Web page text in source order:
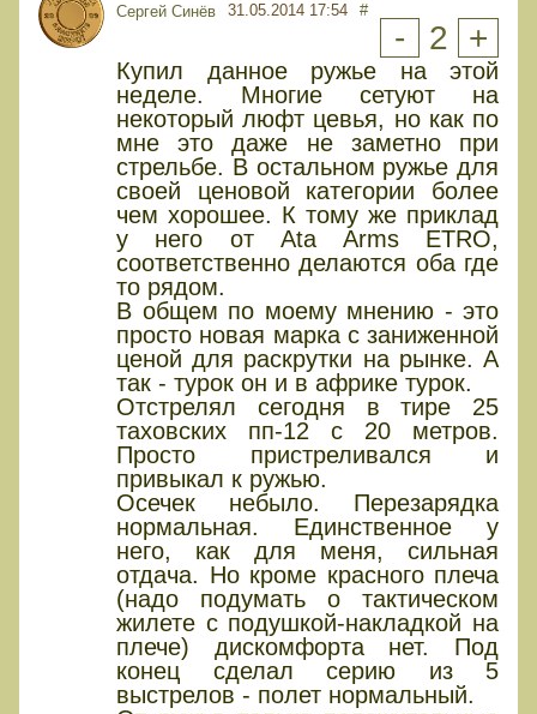
Сергей Синёв 31.05.2014 17:54 #
- 2 +
Купил данное ружье на этой
неделе. Многие сетуют на
некоторый люфт цевья, но как по
мне это даже не заметно при
стрельбе. В остальном ружье для
своей ценовой категории более
чем хорошее. К тому же приклад
у него от Ata Arms ETRO,
соответственно делаются оба где
то рядом.
В общем по моему мнению - это
просто новая марка с заниженной
ценой для раскрутки на рынке. А
так - турок он и в африке турок.
Отстрелял сегодня в тире 25
таховских пп-12 с 20 метров.
Просто пристреливался и
привыкал к ружью.
Осечек небыло. Перезарядка
нормальная. Единственное у
него, как для меня, сильная
отдача. Но кроме красного плеча
(надо подумать о тактическом
жилете с подушкой-накладкой на
плече) дискомфорта нет. Под
конец сделал серию из 5
выстрелов - полет нормальный.